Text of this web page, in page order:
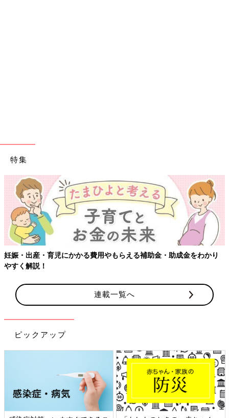
特集
妊娠・出産・育児にかかる費用やもらえる補助金・助成金をわかり
やすく解説！
連載一覧へ
ピックアップ